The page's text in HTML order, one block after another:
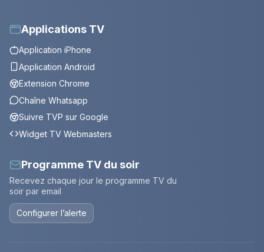
Applications TV
Application iPhone
Application Android
Extension Chrome
Chaîne Whatsapp
Suivre TVP sur Google
Widget TV Webmasters
Programme TV du soir
Recevez chaque jour le programme TV du
soir par email
Configurer l’alerte